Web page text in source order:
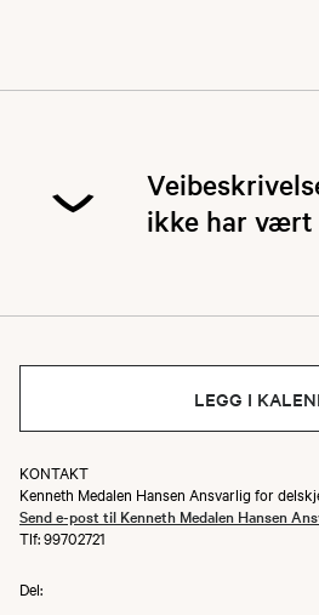
ikke har vært
LEGG I
KONTAKT
Kenneth Medalen Hansen Ansvarlig for
Send e-post til Kenneth Medalen Hansen
Tlf: 99702721
Del: